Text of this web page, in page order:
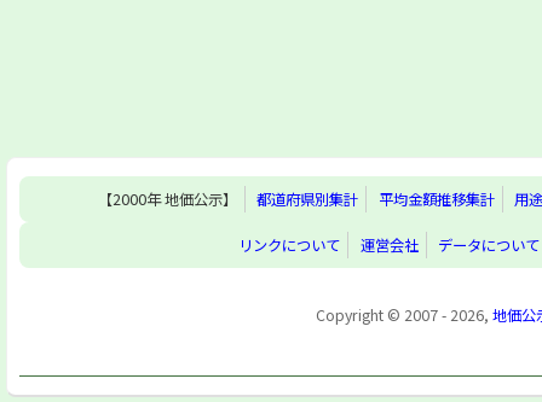
【2000年 地価公示】 都道府県別集計 平均金額推移集計 用
リンクについて 運営会社 データについて
Copyright © 2007 - 2026, 地価公